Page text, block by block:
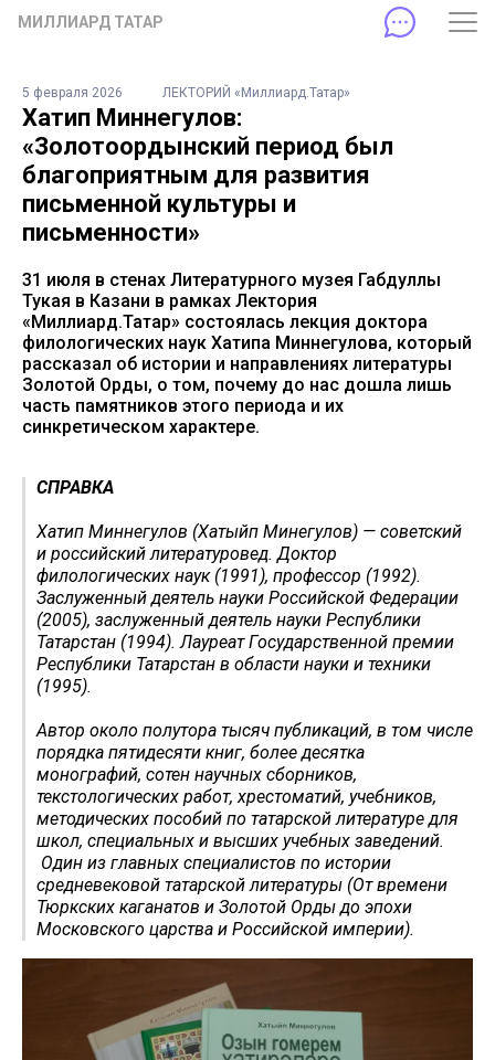
МИЛЛИАРД ТАТАР
5 февраля 2026 ЛЕКТОРИЙ «Миллиард.Татар»
Хатип Миннегулов:
«Золотоордынский период был
благоприятным для развития
письменной культуры и
письменности»
31 июля в стенах Литературного музея Габдуллы
Тукая в Казани в рамках Лектория
«Миллиард.Татар» состоялась лекция доктора
филологических наук Хатипа Миннегулова, который
рассказал об истории и направлениях литературы
Золотой Орды, о том, почему до нас дошла лишь
часть памятников этого периода и их
синкретическом характере.
СПРАВКА
Хатип Миннегулов (Хатыйп Миңнегулов) — советский
и российский литературовед. Доктор
филологических наук (1991), профессор (1992).
Заслуженный деятель науки Российской Федерации
(2005), заслуженный деятель науки Республики
Татарстан (1994). Лауреат Государственной премии
Республики Татарстан в области науки и техники
(1995).
Автор около полутора тысяч публикаций, в том числе
порядка пятидесяти книг, более десятка
монографий, сотен научных сборников,
текстологических работ, хрестоматий, учебников,
методических пособий по татарской литературе для
школ, специальных и высших учебных заведений.
Один из главных специалистов по истории
средневековой татарской литературы (От времени
Тюркских каганатов и Золотой Орды до эпохи
Московского царства и Российской империи).